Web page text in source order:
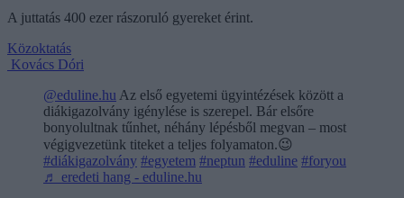
A juttatás 400 ezer rászoruló gyereket érint.
Közoktatás
Kovács Dóri
@eduline.hu Az első egyetemi ügyintézések között a
diákigazolvány igénylése is szerepel. Bár elsőre
bonyolultnak tűnhet, néhány lépésből megvan – most
végigvezetünk titeket a teljes folyamaton.😉
#diákigazolvány #egyetem #neptun #eduline #foryou
♬ eredeti hang - eduline.hu